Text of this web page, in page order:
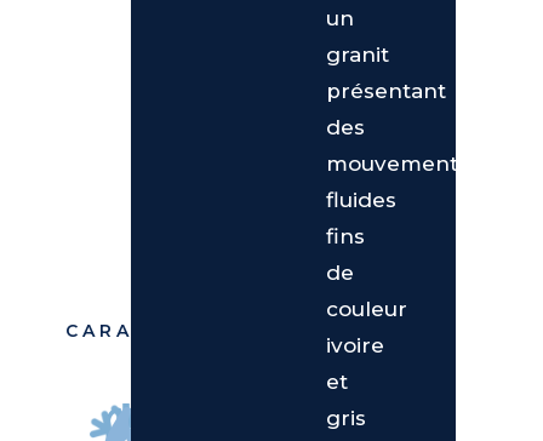
CARACTÉRISTIQUES
un
granit
présentant
des
mouvements
fluides
fins
de
couleur
ivoire
et
gris